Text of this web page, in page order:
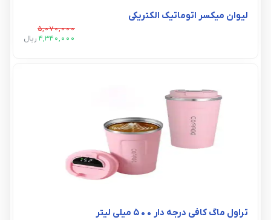
لیوان میکسر اتوماتیک الکتریکی
5,070,000
4,340,000 ريال
تراول ماگ کافی درجه دار 500 میلی لیتر